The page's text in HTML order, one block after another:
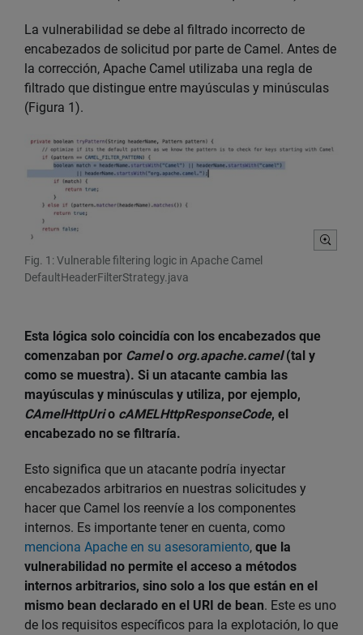
La vulnerabilidad se debe al filtrado incorrecto de
encabezados de solicitud por parte de Camel. Antes de
la corrección, Apache Camel utilizaba una regla de
filtrado que distingue entre mayúsculas y minúsculas
(Figura 1).
Fig. 1: Vulnerable filtering logic in Apache Camel
DefaultHeaderFilterStrategy.java
Esta lógica solo coincidía con los encabezados que
comenzaban por Camelo org.apache.camel(tal y
como se muestra). Si un atacante cambia las
mayúsculas y minúsculas y utiliza, por ejemplo,
CAmelHttpUrio cAMELHttpResponseCode, el
encabezado no se filtraría.
Esto significa que un atacante podría inyectar
encabezados arbitrarios en nuestras solicitudes y
hacer que Camel los reenvíe a los componentes
internos. Es importante tener en cuenta, como
menciona Apache en su asesoramiento, que la
vulnerabilidad no permite el acceso a métodos
internos arbitrarios, sino solo a los que están en el
mismo bean declarado en el URI de bean. Este es uno
de los requisitos específicos para la explotación, lo que